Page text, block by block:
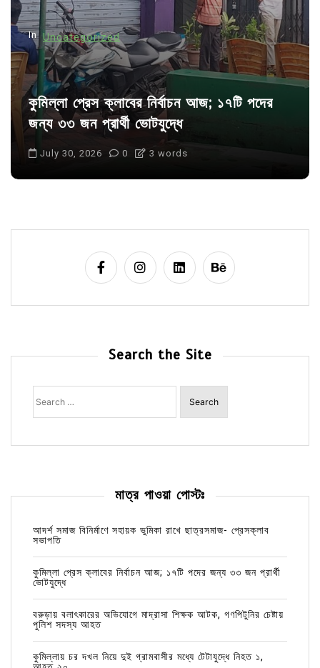
n
In Uncategorized
কুমিল্লা প্রেস ক্লাবের নির্বাচন আজ; ১৭টি পদের
জন্য ৩৩ জন প্রার্থী ভোটযুদ্ধে
July 30, 2026 0 3 words
Search the Site
Search
for:
মাত্র পাওয়া পোস্টঃ
আদর্শ সমাজ বিনির্মাণে সহায়ক ভুমিকা রাখে ছাত্রসমাজ- প্রেসক্লাব
সভাপতি
কুমিল্লা প্রেস ক্লাবের নির্বাচন আজ; ১৭টি পদের জন্য ৩৩ জন প্রার্থী
ভোটযুদ্ধে
বরুড়ায় বলাৎকারের অভিযোগে মাদ্রাসা শিক্ষক আটক, গণপিটুনির চেষ্টায়
পুলিশ সদস্য আহত
কুমিল্লায় চর দখল নিয়ে দুই গ্রামবাসীর মধ্যে টেটাযুদ্ধে নিহত ১,